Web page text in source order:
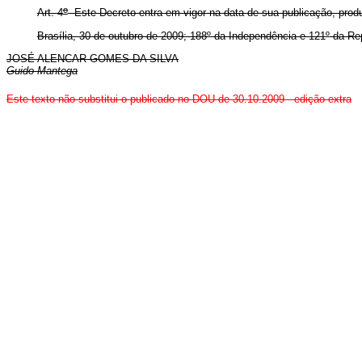
Art. 4oEste Decreto entra em vigor na data de sua publicação,
Brasília, 30 de outubro de 2009; 188ºda Independência e 121ºda
JOSÉ ALENCAR GOMES DA SILVA
Guido Mantega
Este texto não substitui o publicado no DOU de 30.10.2009 - edição extra